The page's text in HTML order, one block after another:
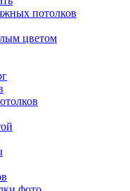
потолков
цветом